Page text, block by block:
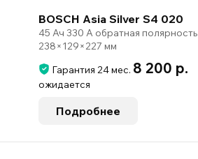
BOSCH Asia Silver S4 020
45 Ач 330 А обратная полярность
238×129×227 мм
Гарантия 24 мес. 8 200 р.
ожидается
Подробнее